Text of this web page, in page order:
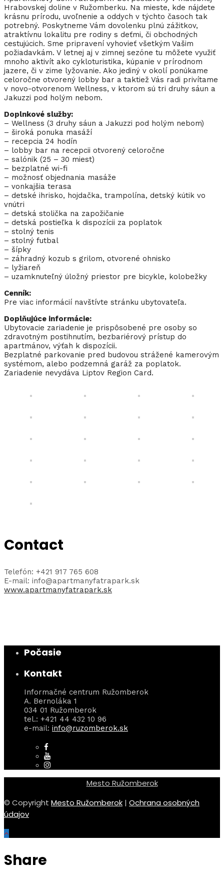
Hrabovskej doline v Ružomberku. Na mieste, kde nájdete
krásnu prírodu, uvoľnenie a oddych v týchto časoch tak
potrebný. Poskytneme Vám dovolenku plnú zážitkov,
atraktívnu lokalitu pre rodiny s deťmi, či obchodných
cestujúcich. Sme pripravení vyhovieť všetkým Vašim
požiadavkám. V letnej aj v zimnej sezóne tu môžete využiť
mnoho aktivít ako cykloturistika, kúpanie v prírodnom
jazere, či v zime lyžovanie. Ako jediný v okolí ponúkame
celoročne otvorený lobby bar a taktiež Vás radi privítame
v novo-otvorenom Wellness, v ktorom sú tri druhy sáun a
Jakuzzi pod holým nebom.
Doplnkové služby:
– Wellness (3 druhy sáun a Jakuzzi pod holým nebom)
– široká ponuka masáží
– recepcia 24 hodín
– lobby bar na recepcii otvorený celoročne
– salónik (25 – 30 miest)
– bezplatné wi-fi
– možnosť objednania masáže
– vonkajšia terasa
– detské ihrisko, hojdačka, trampolína, detský kútik vo
vnútri
– detská stolička na zapožičanie
– detská postieľka k dispozícii za poplatok
– stolný tenis
– stolný futbal
– šípky
– záhradný kozub s grilom, otvorené ohnisko
– lyžiareň
– uzamknuteľný úložný priestor pre bicykle, kolobežky
Cenník:
Pre viac informácií navštívte stránku ubytovateľa.
Doplňujúce informácie:
Ubytovacie zariadenie je prispôsobené pre osoby so
zdravotným postihnutím, bezbariérový prístup do
apartmánov, výťah k dispozícii.
Bezplatné parkovanie pred budovou strážené kamerovým
systémom, alebo podzemná garáž za poplatok.
Zariadenie nevydáva Liptov Region Card.
Contact
Telefón: +421 917 765 608
E-mail: info@apartmanyfatrapark.sk
www.apartmanyfatrapark.sk
Počasie
Kontakt
Informačné centrum Ružomberok
A. Bernoláka 1
034 01 Ružomberok
tel.: +421 44 432 10 96
e-mail: info@ruzomberok.sk
Mesto Ružomberok
© Copyright Mesto Ružomberok | Ochrana osobných
údajov
Share